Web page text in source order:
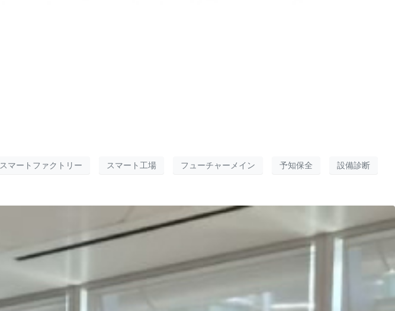
スマートファクトリー スマート工場 フューチャーメイン 予知保全 設備診断